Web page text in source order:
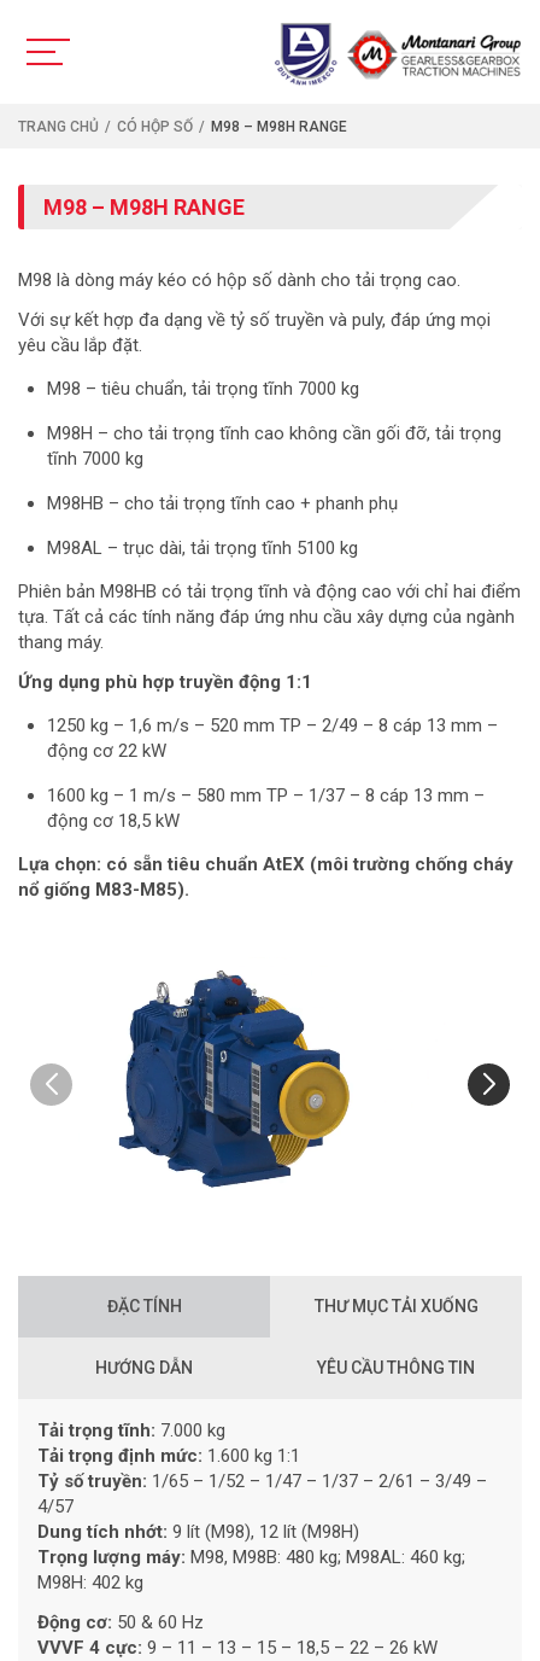
TRANG CHỦ CÓ HỘP SỐ M98 – M98H RANGE
M98 – M98H RANGE
M98 là dòng máy kéo có hộp số dành cho tải trọng cao.
Với sự kết hợp đa dạng về tỷ số truyền và puly, đáp ứng mọi
yêu cầu lắp đặt.
M98 – tiêu chuẩn, tải trọng tĩnh 7000 kg
M98H – cho tải trọng tĩnh cao không cần gối đỡ, tải trọng
tĩnh 7000 kg
M98HB – cho tải trọng tĩnh cao + phanh phụ
M98AL – trục dài, tải trọng tĩnh 5100 kg
Phiên bản M98HB có tải trọng tĩnh và động cao với chỉ hai điểm
tựa. Tất cả các tính năng đáp ứng nhu cầu xây dựng của ngành
thang máy.
Ứng dụng phù hợp truyền động 1:1
1250 kg – 1,6 m/s – 520 mm TP – 2/49 – 8 cáp 13 mm –
động cơ 22 kW
1600 kg – 1 m/s – 580 mm TP – 1/37 – 8 cáp 13 mm –
động cơ 18,5 kW
Lựa chọn: có sẵn tiêu chuẩn AtEX (môi trường chống cháy
nổ giống M83-M85).
ĐẶC TÍNH THƯ MỤC TẢI XUỐNG
HƯỚNG DẪN YÊU CẦU THÔNG TIN
Tải trọng tĩnh: 7.000 kg
Tải trọng định mức: 1.600 kg 1:1
Tỷ số truyền: 1/65 – 1/52 – 1/47 – 1/37 – 2/61 – 3/49 –
4/57
Dung tích nhớt: 9 lít (M98), 12 lít (M98H)
Trọng lượng máy: M98, M98B: 480 kg; M98AL: 460 kg;
M98H: 402 kg
Động cơ: 50 & 60 Hz
VVVF 4 cực: 9 – 11 – 13 – 15 – 18,5 – 22 – 26 kW